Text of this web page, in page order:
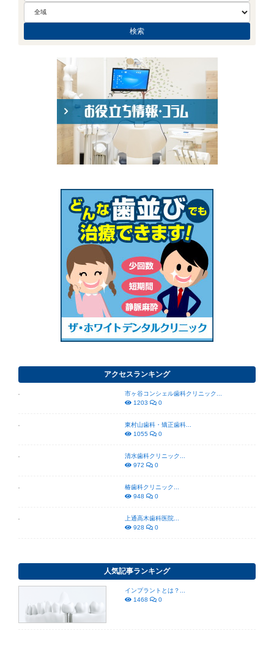
アクセスランキング
市ヶ谷コンシェル歯科クリニック...
1203
0
東村山歯科・矯正歯科...
1055
0
清水歯科クリニック...
972
0
椿歯科クリニック...
948
0
上通高木歯科医院...
928
0
人気記事ランキング
インプラントとは？...
1468
0